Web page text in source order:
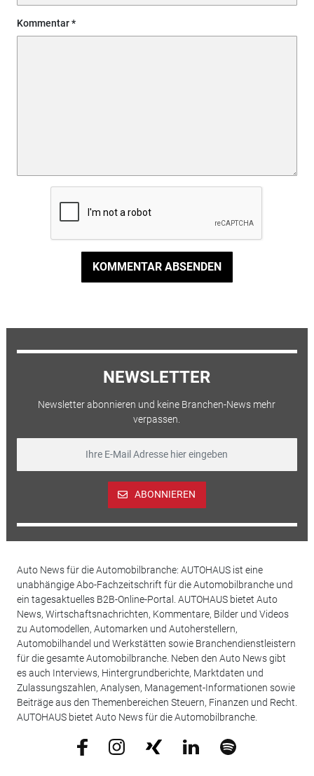
Kommentar
KOMMENTAR ABSENDEN
NEWSLETTER
Newsletter abonnieren und keine Branchen-News mehr
verpassen.
ABONNIEREN
Auto News für die Automobilbranche: AUTOHAUS ist eine
unabhängige Abo-Fachzeitschrift für die Automobilbranche und
ein tagesaktuelles B2B-Online-Portal. AUTOHAUS bietet Auto
News, Wirtschaftsnachrichten, Kommentare, Bilder und Videos
zu Automodellen, Automarken und Autoherstellern,
Automobilhandel und Werkstätten sowie Branchendienstleistern
für die gesamte Automobilbranche. Neben den Auto News gibt
es auch Interviews, Hintergrundberichte, Marktdaten und
Zulassungszahlen, Analysen, Management-Informationen sowie
Beiträge aus den Themenbereichen Steuern, Finanzen und Recht.
AUTOHAUS bietet Auto News für die Automobilbranche.